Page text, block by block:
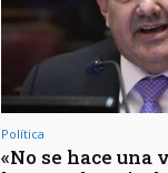
Política
«No se hace una